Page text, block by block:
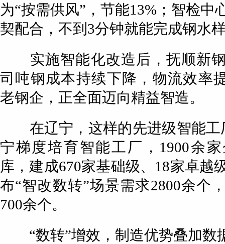
为“按需供风”，节能13%；智检中
契配合，不到3分钟就能完成钢
实施智能化改造后，抚顺新钢
司吨钢成本持续下降，物流效率
老钢企，正全面迈向精益智造。
在辽宁，这样的先进级智能工
宁梯度培育智能工厂，1900余
库，建成670家基础级、18家卓越
布“智改数转”场景需求2800余个
700余个。
“数转”增效，制造优势叠加